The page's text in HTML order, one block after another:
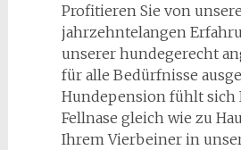
Profitieren Sie von
jahrzehntelangen
unserer hundegerecht
für alle Bedürfnisse
Hundepension fühlt sich
Fellnase gleich wie zu
Ihrem Vierbeiner in